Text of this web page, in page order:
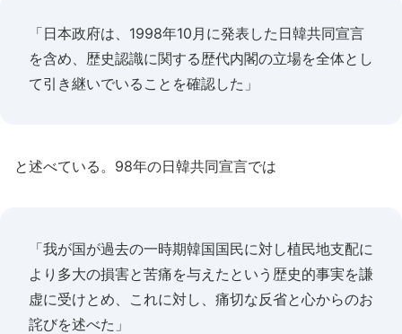
「日本政府は、1998年10月に発表した日韓共同宣言
を含め、歴史認識に関する歴代内閣の立場を全体とし
て引き継いでいることを確認した」
と述べている。98年の日韓共同宣言では
「我が国が過去の一時期韓国国民に対し植民地支配に
より多大の損害と苦痛を与えたという歴史的事実を謙
虚に受けとめ、これに対し、痛切な反省と心からのお
詫びを述べた」